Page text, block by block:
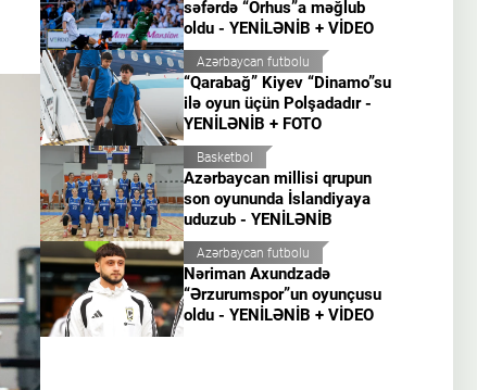
səfərdə “Orhus”a məğlub
oldu - YENİLƏNİB + VİDEO
Azərbaycan futbolu
“Qarabağ” Kiyev “Dinamo”su
ilə oyun üçün Polşadadır -
YENİLƏNİB + FOTO
Basketbol
Azərbaycan millisi qrupun
son oyununda İslandiyaya
uduzub - YENİLƏNİB
Azərbaycan futbolu
Nəriman Axundzadə
“Ərzurumspor”un oyunçusu
oldu - YENİLƏNİB + VİDEO